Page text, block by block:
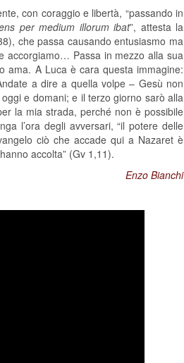
con coraggio e libertà, “passando in
per medium illorum ibat”, attesta la
che passa causando entusiasmo ma
accorgiamo… Passa in mezzo alla sua
ama. A Luca è cara questa immagine:
a dire a quella volpe – Gesù non
e domani; e il terzo giorno sarò alla
la mia strada, perché non è possibile
l’ora degli avversari, “il potere delle
ciò che accade qui a Nazaret è
accolta” (Gv 1,11).
Enzo Bianchi